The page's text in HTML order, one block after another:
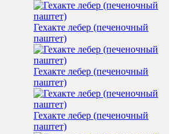
Гехакте лебер (печеночный
паштет)
Гехакте лебер (печеночный
паштет)
Гехакте лебер (печеночный
паштет)